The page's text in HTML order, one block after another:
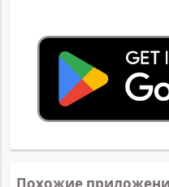
Похожие